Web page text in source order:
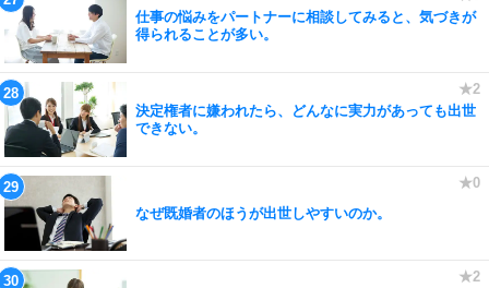
仕事の悩みをパートナーに相談してみると、気づきが
得られることが多い。
決定権者に嫌われたら、どんなに実力があっても出世
できない。
なぜ既婚者のほうが出世しやすいのか。